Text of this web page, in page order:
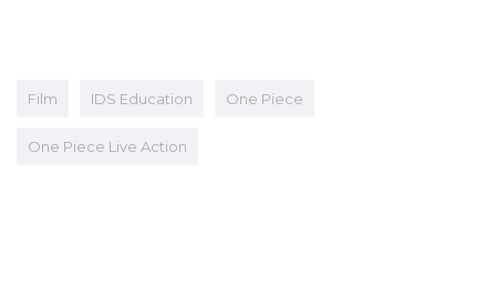
Film IDS Education One Piece
One Piece Live Action